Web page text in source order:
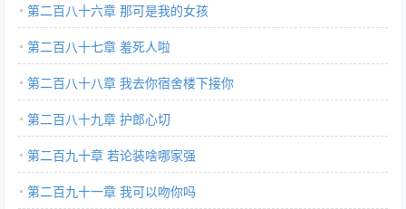
第二百八十六章 那可是我的女孩
第二百八十七章 羞死人啦
第二百八十八章 我去你宿舍楼下接你
第二百八十九章 护郎心切
第二百九十章 若论装啥哪家强
第二百九十一章 我可以吻你吗